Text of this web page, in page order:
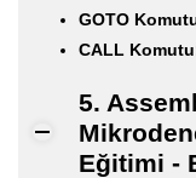
GOTO
CALL
5.
Eğitimi -